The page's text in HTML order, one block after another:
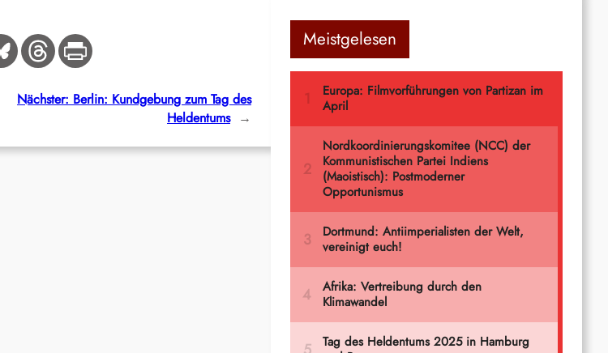
Nächster: Berlin: Kundgebung zum Tag des
Heldentums →
Meistgelesen